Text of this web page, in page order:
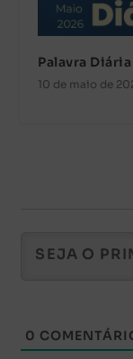
Palavra
10 de maio de
0